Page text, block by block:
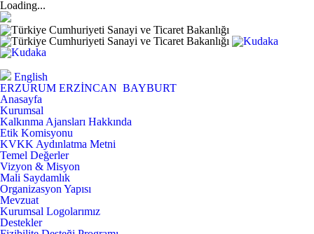
Loading...
English
ERZURUM ERZİNCAN BAYBURT
Anasayfa
Kurumsal
Kalkınma Ajansları Hakkında
Etik Komisyonu
KVKK Aydınlatma Metni
Temel Değerler
Vizyon & Misyon
Mali Saydamlık
Organizasyon Yapısı
Mevzuat
Kurumsal Logolarımız
Destekler